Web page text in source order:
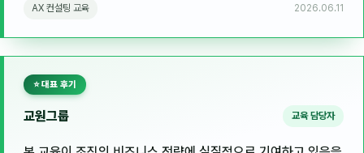
🤲 협력강사 과정 15
온라인강의 NEW
📈 B2B 마케팅
AX 컨설팅 교육 2026.06.11
⭐ 대표 후기
교원그룹 교육 담당자